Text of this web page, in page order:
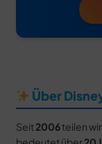
Über
Seit 2006teilen